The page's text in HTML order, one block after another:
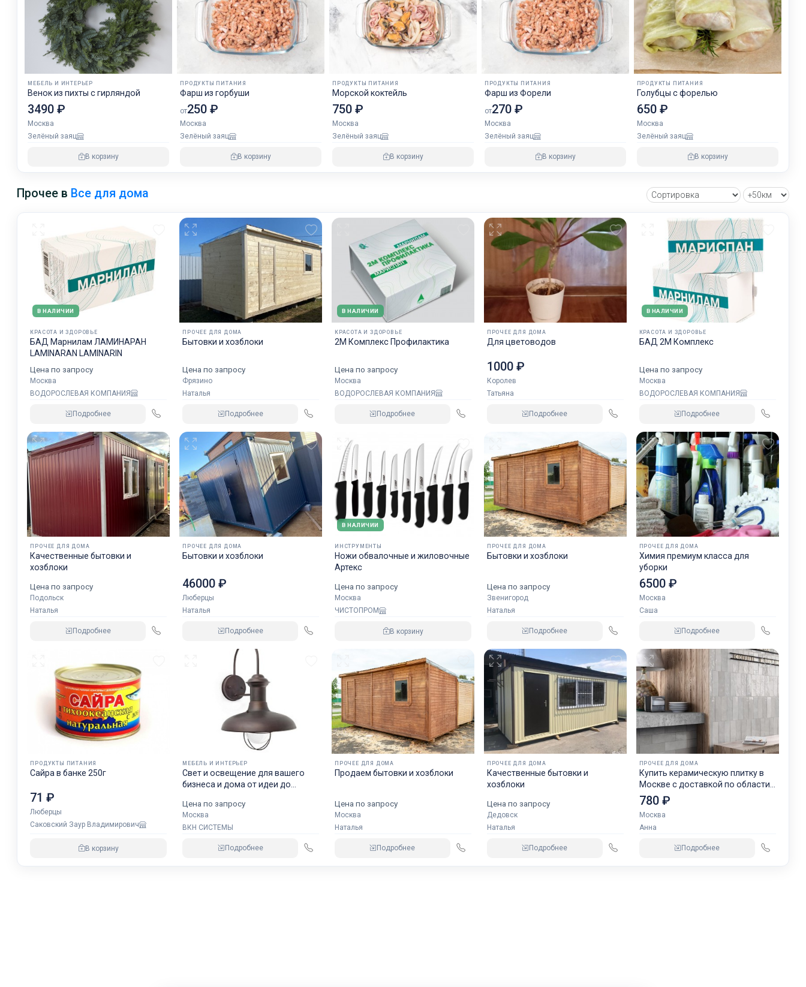
МЕБЕЛЬ И ИНТЕРЬЕР
Венок из пихты с гирляндой
3490 ₽
Москва
Зелёный заяц
В корзину
ПРОДУКТЫ ПИТАНИЯ
Фарш из горбуши
от250 ₽
Москва
Зелёный заяц
В корзину
ПРОДУКТЫ ПИТАНИЯ
Морской коктейль
750 ₽
Москва
Зелёный заяц
В корзину
ПРОДУКТЫ ПИТАНИЯ
Фарш из Форели
от270 ₽
Москва
Зелёный заяц
В корзину
ПРОДУКТЫ ПИТАНИЯ
Голубцы с форелью
650 ₽
Москва
Зелёный заяц
В корзину
Прочее в Все для дома
В НАЛИЧИИ
КРАСОТА И ЗДОРОВЬЕ
БАД Марнилам ЛАМИНАРАН
LAMINARAN LAMINARIN
Цена по запросу
Москва
ВОДОРОСЛЕВАЯ КОМПАНИЯ
Подробнее
ПРОЧЕЕ ДЛЯ ДОМА
Бытовки и хозблоки
Цена по запросу
Фрязино
Наталья
Подробнее
В НАЛИЧИИ
КРАСОТА И ЗДОРОВЬЕ
2М Комплекс Профилактика
Цена по запросу
Москва
ВОДОРОСЛЕВАЯ КОМПАНИЯ
Подробнее
ПРОЧЕЕ ДЛЯ ДОМА
Для цветоводов
1000 ₽
Королев
Татьяна
Подробнее
В НАЛИЧИИ
КРАСОТА И ЗДОРОВЬЕ
БАД 2М Комплекс
Цена по запросу
Москва
ВОДОРОСЛЕВАЯ КОМПАНИЯ
Подробнее
ПРОЧЕЕ ДЛЯ ДОМА
Качественные бытовки и
хозблоки
Цена по запросу
Подольск
Наталья
Подробнее
ПРОЧЕЕ ДЛЯ ДОМА
Бытовки и хозблоки
46000 ₽
Люберцы
Наталья
Подробнее
В НАЛИЧИИ
ИНСТРУМЕНТЫ
Ножи обвалочные и жиловочные
Артекс
Цена по запросу
Москва
ЧИСТОПРОМ
В корзину
ПРОЧЕЕ ДЛЯ ДОМА
Бытовки и хозблоки
Цена по запросу
Звенигород
Наталья
Подробнее
ПРОЧЕЕ ДЛЯ ДОМА
Химия премиум класса для
уборки
6500 ₽
Москва
Саша
Подробнее
ПРОДУКТЫ ПИТАНИЯ
Сайра в банке 250г
71 ₽
Люберцы
Саковский Заур Владимирович
В корзину
МЕБЕЛЬ И ИНТЕРЬЕР
Свет и освещение для вашего
бизнеса и дома от идеи до
Цена по запросу
Москва
ВКН СИСТЕМЫ
Подробнее
ПРОЧЕЕ ДЛЯ ДОМА
Продаем бытовки и хозблоки
Цена по запросу
Москва
Наталья
Подробнее
ПРОЧЕЕ ДЛЯ ДОМА
Качественные бытовки и
хозблоки
Цена по запросу
Дедовск
Наталья
Подробнее
ПРОЧЕЕ ДЛЯ ДОМА
Купить керамическую плитку в
Москве с доставкой по области
и России
780 ₽
Москва
Анна
Подробнее